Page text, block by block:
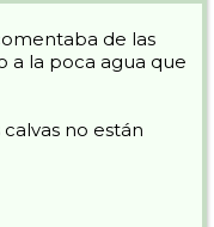
la comparativa de los
no es a eso a lo que me
que permite ver los
ahí andan....
de las
a la poca agua que
no están